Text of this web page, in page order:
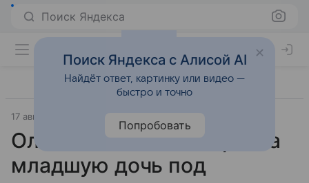
Поиск Яндекса
17 августа 2019
Ольга Шелест подстригла
младшую дочь под
Поиск Яндекса с Алисой AI
Найдёт ответ, картинку или видео —
быстро и точно
Попробовать